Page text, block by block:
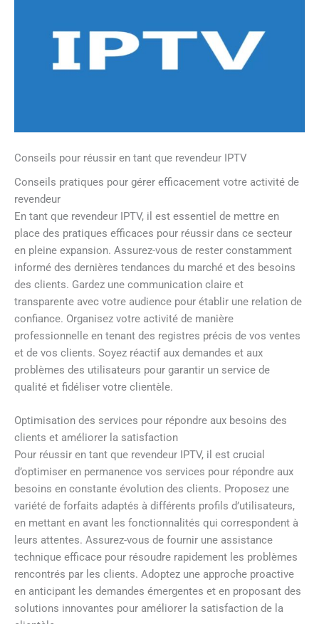
Conseils pour réussir en tant que revendeur IPTV
Conseils pratiques pour gérer efficacement votre activité de
revendeur
En tant que revendeur IPTV, il est essentiel de mettre en
place des pratiques efficaces pour réussir dans ce secteur
en pleine expansion. Assurez-vous de rester constamment
informé des dernières tendances du marché et des besoins
des clients. Gardez une communication claire et
transparente avec votre audience pour établir une relation de
confiance. Organisez votre activité de manière
professionnelle en tenant des registres précis de vos ventes
et de vos clients. Soyez réactif aux demandes et aux
problèmes des utilisateurs pour garantir un service de
qualité et fidéliser votre clientèle.
Optimisation des services pour répondre aux besoins des
clients et améliorer la satisfaction
Pour réussir en tant que revendeur IPTV, il est crucial
d’optimiser en permanence vos services pour répondre aux
besoins en constante évolution des clients. Proposez une
variété de forfaits adaptés à différents profils d’utilisateurs,
en mettant en avant les fonctionnalités qui correspondent à
leurs attentes. Assurez-vous de fournir une assistance
technique efficace pour résoudre rapidement les problèmes
rencontrés par les clients. Adoptez une approche proactive
en anticipant les demandes émergentes et en proposant des
solutions innovantes pour améliorer la satisfaction de la